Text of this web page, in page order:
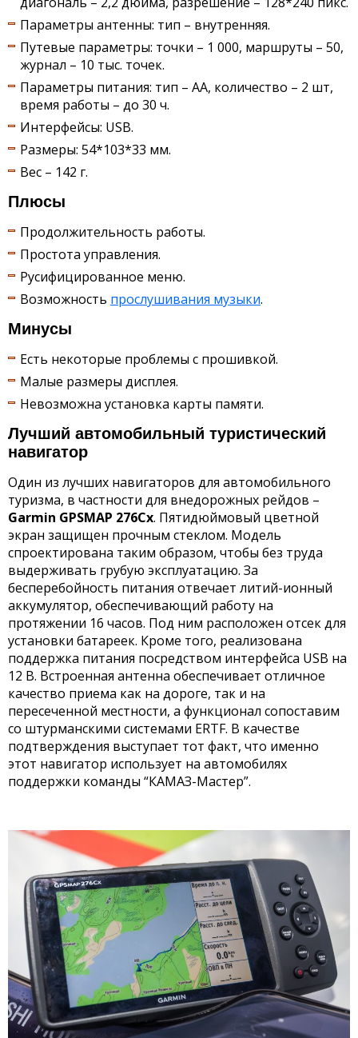
Параметры антенны: тип – внутренняя.
Путевые параметры: точки – 1 000, маршруты – 50,
журнал – 10 тыс. точек.
Параметры питания: тип – АА, количество – 2 шт,
время работы – до 30 ч.
Интерфейсы: USB.
Размеры: 54*103*33 мм.
Вес – 142 г.
Плюсы
Продолжительность работы.
Простота управления.
Русифицированное меню.
Возможность прослушивания музыки.
Минусы
Есть некоторые проблемы с прошивкой.
Малые размеры дисплея.
Невозможна установка карты памяти.
Лучший автомобильный туристический
навигатор
Один из лучших навигаторов для автомобильного
туризма, в частности для внедорожных рейдов –
Garmin GPSMAP 276Cx. Пятидюймовый цветной
экран защищен прочным стеклом. Модель
спроектирована таким образом, чтобы без труда
выдерживать грубую эксплуатацию. За
бесперебойность питания отвечает литий-ионный
аккумулятор, обеспечивающий работу на
протяжении 16 часов. Под ним расположен отсек для
установки батареек. Кроме того, реализована
поддержка питания посредством интерфейса USB на
12 В. Встроенная антенна обеспечивает отличное
качество приема как на дороге, так и на
пересеченной местности, а функционал сопоставим
со штурманскими системами ERTF. В качестве
подтверждения выступает тот факт, что именно
этот навигатор использует на автомобилях
поддержки команды “КАМАЗ-Мастер”.